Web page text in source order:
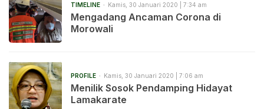
TIMELINE Kamis, 30 Januari 2020 | 7:34 am
Mengadang Ancaman Corona di
Morowali
PROFILE Kamis, 30 Januari 2020 | 7:06 am
Menilik Sosok Pendamping Hidayat
Lamakarate